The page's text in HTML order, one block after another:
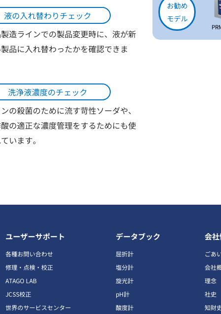
液の入れ替わりチェック
造ラインでの製品変更時に、液が新
品に入れ替わったかを確認できま
洗浄液濃度のチェック
の殺菌のために流す苛性ソーダや、
の適正な濃度管理をするためにも使
います。
お勧め
モデル
ユーザーサポート
各種お問い合わせ
修理・点検・校正
ATAGO LAB
JCSS校正
世界のサービスセンター
データブック
屈折計
塩分計
旋光計
pH計
酸度計
会
ごあ
会社
理念
社史
知財